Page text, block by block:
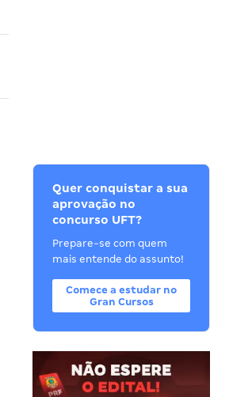
Quer conquistar a sua
aprovação no
concurso UFT?
Prepare-se com quem
mais entende do assunto!
Comece a estudar no
Gran Cursos